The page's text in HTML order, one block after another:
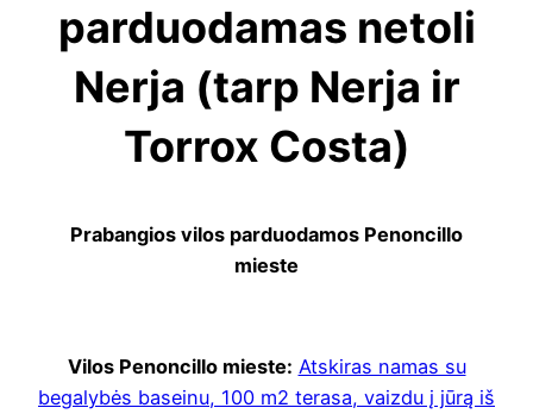
parduodamas netoli
Nerja (tarp Nerja ir
Torrox Costa)
Prabangios vilos parduodamos Penoncillo
mieste
Vilos Penoncillo mieste: Atskiras namas su
begalybės baseinu, 100 m2 terasa, vaizdu į jūrą iš